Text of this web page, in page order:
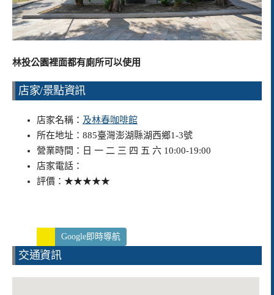
林投公園裡面都有廁所可以使用
店家/景點資訊
店家名稱： 及林春咖啡館
所在地址：885臺灣澎湖縣湖西鄉1-3號
營業時間：日 一 二 三 四 五 六 10:00-19:00
店家電話：
評價：★★★★★
Google即時導航
交通資訊